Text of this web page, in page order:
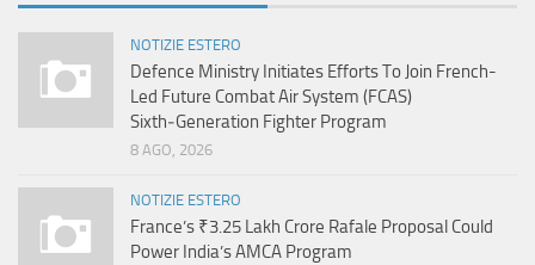
NOTIZIE ESTERO
Defence Ministry Initiates Efforts To Join French-
Led Future Combat Air System (FCAS)
Sixth‑Generation Fighter Program
8 AGO, 2026
NOTIZIE ESTERO
France’s ₹3.25 Lakh Crore Rafale Proposal Could
Power India’s AMCA Program